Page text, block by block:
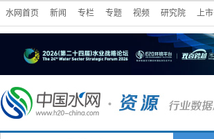
水网首页 新闻 专栏 专题 视频 研究院 上市